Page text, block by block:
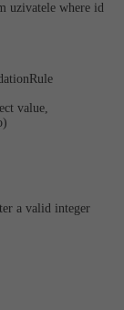
uzivatele where id
value,
a valid integer